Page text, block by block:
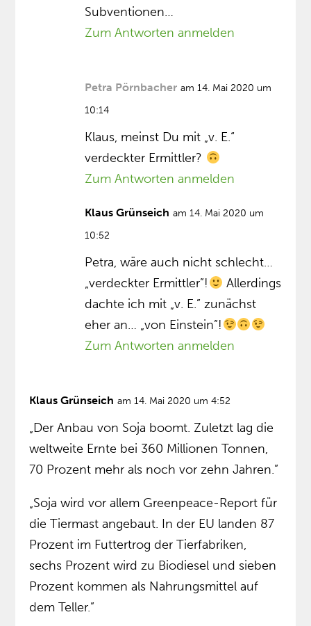
Subventionen…
Zum Antworten anmelden
Petra Pörnbacher am 14. Mai 2020 um
10:14
Klaus, meinst Du mit „v. E.“
verdeckter Ermittler?
Zum Antworten anmelden
Klaus Grünseich am 14. Mai 2020 um
10:52
Petra, wäre auch nicht schlecht…
„verdeckter Ermittler”!
Allerdings
dachte ich mit „v. E.” zunächst
eher an… „von Einstein”!
Zum Antworten anmelden
Klaus Grünseich am 14. Mai 2020 um 4:52
„Der Anbau von Soja boomt. Zuletzt lag die
weltweite Ernte bei 360 Millionen Tonnen,
70 Prozent mehr als noch vor zehn Jahren.”
„Soja wird vor allem Greenpeace-Report für
die Tiermast angebaut. In der EU landen 87
Prozent im Futtertrog der Tierfabriken,
sechs Prozent wird zu Biodiesel und sieben
Prozent kommen als Nahrungsmittel auf
dem Teller.”